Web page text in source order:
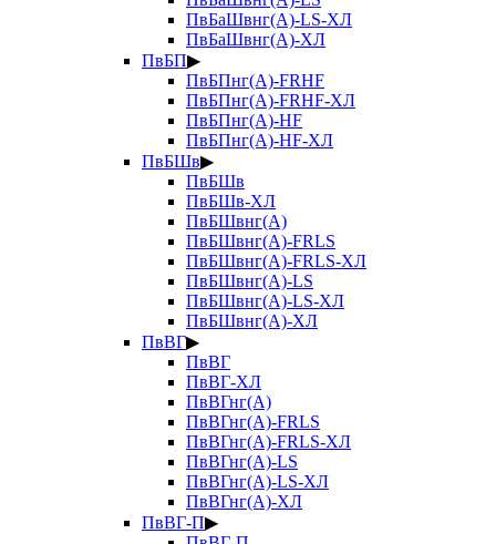
ПвБаШвнг(А)-LS-ХЛ
ПвБаШвнг(А)-ХЛ
ПвБП▶
ПвБПнг(А)-FRHF
ПвБПнг(А)-FRHF-ХЛ
ПвБПнг(А)-HF
ПвБПнг(А)-HF-ХЛ
ПвБШв▶
ПвБШв
ПвБШв-ХЛ
ПвБШвнг(А)
ПвБШвнг(А)-FRLS
ПвБШвнг(А)-FRLS-ХЛ
ПвБШвнг(А)-LS
ПвБШвнг(А)-LS-ХЛ
ПвБШвнг(А)-ХЛ
ПвВГ▶
ПвВГ
ПвВГ-ХЛ
ПвВГнг(А)
ПвВГнг(А)-FRLS
ПвВГнг(А)-FRLS-ХЛ
ПвВГнг(А)-LS
ПвВГнг(А)-LS-ХЛ
ПвВГнг(А)-ХЛ
ПвВГ-П▶